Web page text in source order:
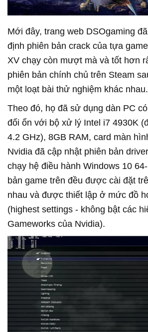
Mới đây, trang web DSOgaming
định phiên bản crack của tựa
XV chạy còn mượt mà và tốt hơn
phiên bản chính chủ trên Steam
một loạt bài thử nghiệm khác nhau.
Theo đó, họ đã sử dụng dàn PC
đối ổn với bộ xử lý Intel i7 4930K
4.2 GHz), 8GB RAM, card màn
Nvidia đã cập nhật phiên bản
chạy hệ điều hành Windows 10
bản game trên đều được cài đặt
nhau và được thiết lập ở mức đồ
(highest settings - không bật các
Gameworks của Nvidia).